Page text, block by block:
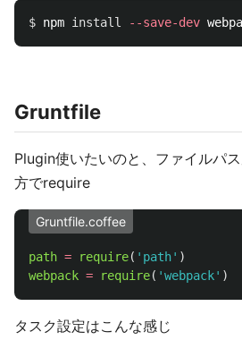
$ npm install --save-dev
Gruntfile
Plugin使いたいのと、ファイルパ
方でrequire
Gruntfile.coffee
path = require( 'path' )
webpack = require( 'webpack' )
タスク設定はこんな感じ